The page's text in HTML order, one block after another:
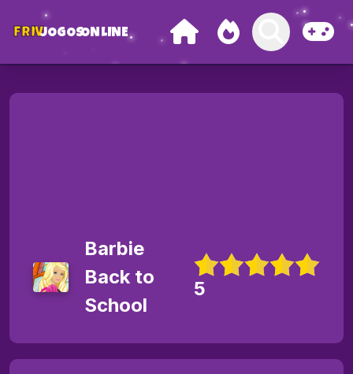
FRIVJOGOSONLINE
Barbie
Back to
School
5